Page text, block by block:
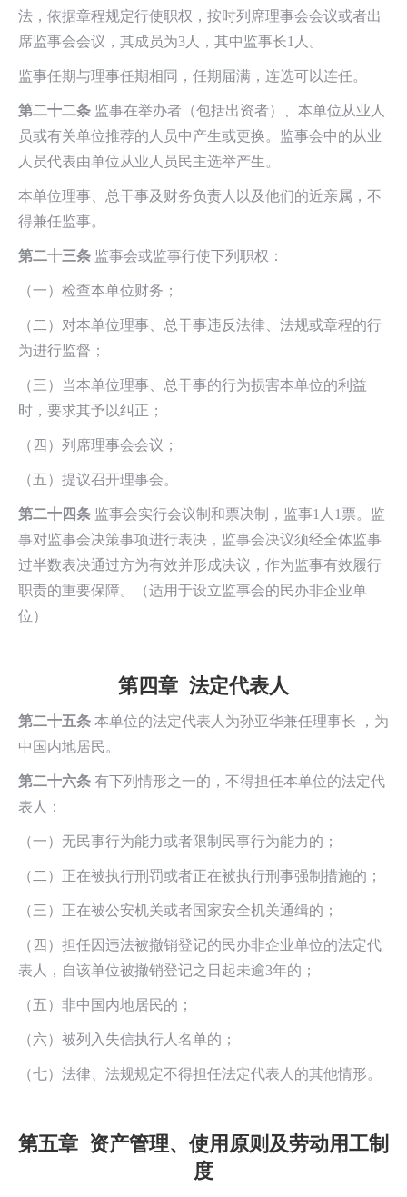
法，依据章程规定行使职权，按时列席理事会会议或者出
席监事会会议，其成员为3人，其中监事长1人。
监事任期与理事任期相同，任期届满，连选可以连任。
第二十二条 监事在举办者（包括出资者）、本单位从业人
员或有关单位推荐的人员中产生或更换。监事会中的从业
人员代表由单位从业人员民主选举产生。
本单位理事、总干事及财务负责人以及他们的近亲属，不
得兼任监事。
第二十三条 监事会或监事行使下列职权：
（一）检查本单位财务；
（二）对本单位理事、总干事违反法律、法规或章程的行
为进行监督；
（三）当本单位理事、总干事的行为损害本单位的利益
时，要求其予以纠正；
（四）列席理事会会议；
（五）提议召开理事会。
第二十四条 监事会实行会议制和票决制，监事1人1票。监
事对监事会决策事项进行表决，监事会决议须经全体监事
过半数表决通过方为有效并形成决议，作为监事有效履行
职责的重要保障。（适用于设立监事会的民办非企业单
位）
第四章 法定代表人
第二十五条 本单位的法定代表人为孙亚华兼任理事长 ，为
中国内地居民。
第二十六条 有下列情形之一的，不得担任本单位的法定代
表人：
（一）无民事行为能力或者限制民事行为能力的；
（二）正在被执行刑罚或者正在被执行刑事强制措施的；
（三）正在被公安机关或者国家安全机关通缉的；
（四）担任因违法被撤销登记的民办非企业单位的法定代
表人，自该单位被撤销登记之日起未逾3年的；
（五）非中国内地居民的；
（六）被列入失信执行人名单的；
（七）法律、法规规定不得担任法定代表人的其他情形。
第五章 资产管理、使用原则及劳动用工制
度